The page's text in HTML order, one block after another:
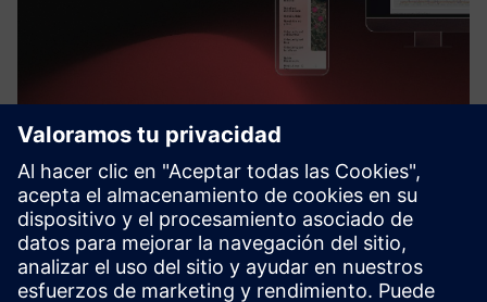
Balloon Works
Balloon Works ofrece un completo software de órdenes de
trabajo para que las empresas de agua gestionen y
optimicen la instalación y el mantenimiento de los
contadores de forma eficiente.